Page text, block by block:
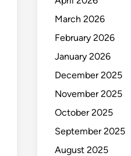
March 2026
February 2026
January 2026
December 2025
November 2025
October 2025
September 2025
August 2025